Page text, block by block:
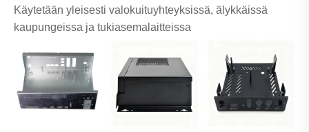
Käytetään yleisesti valokuituyhteyksissä, älykkäissä
kaupungeissa ja tukiasemalaitteissa